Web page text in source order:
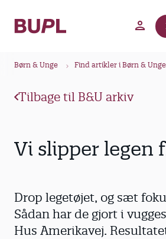
Børn & Unge Find artikler i Børn &
Tilbage til B&U arkiv
Vi slipper legen
Drop legetøjet, og sæt
Sådan har de gjort i
Hus Amerikavej.